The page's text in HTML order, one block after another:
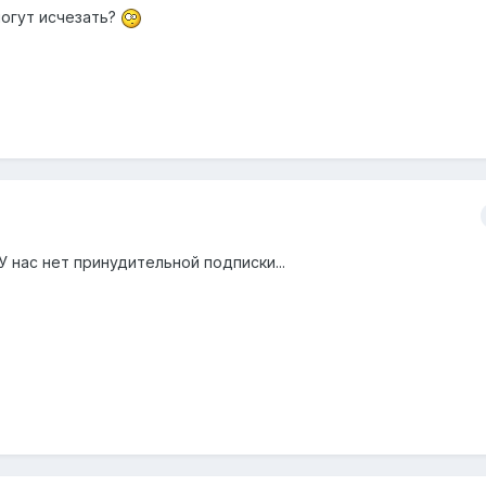
исчезать?
нет принудительной подписки...